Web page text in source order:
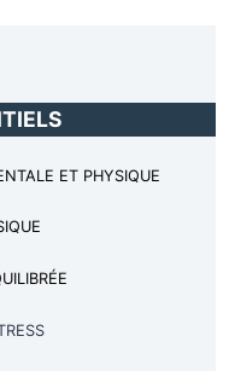
ET PHYSIQUE